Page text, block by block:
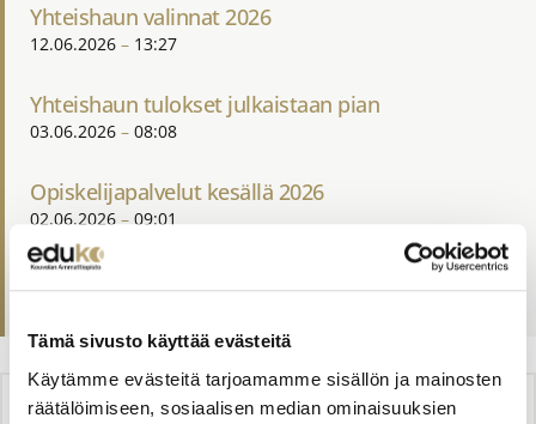
Tämä sivusto käyttää evästeitä
Käytämme evästeitä tarjoamamme sisällön ja mainosten
räätälöimiseen, sosiaalisen median ominaisuuksien
Yhteishaun valinnat 2026
12.06.2026 13:27
Yhteishaun tulokset julkaistaan pian
03.06.2026 08:08
Opiskelijapalvelut kesällä 2026
02.06.2026 09:01
Edukossa juhlittiin uusia ammattilaisia
JAA